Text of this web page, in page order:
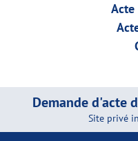
Acte
Demande d'acte
Site privé